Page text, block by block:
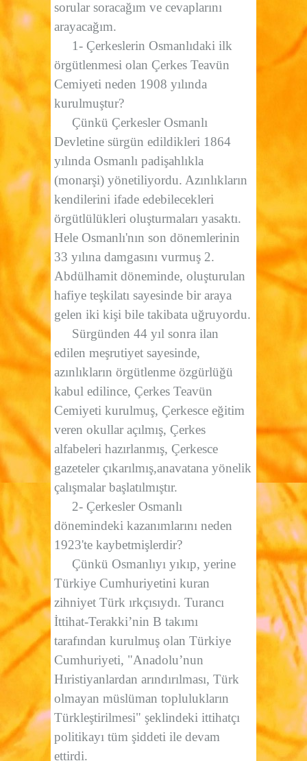
sorular soracağım ve cevaplarını
arayacağım.
1- Çerkeslerin Osmanlıdaki ilk
örgütlenmesi olan Çerkes Teavün
Cemiyeti neden 1908 yılında
kurulmuştur?
Çünkü Çerkesler Osmanlı
Devletine sürgün edildikleri 1864
yılında Osmanlı padişahlıkla
(monarşi) yönetiliyordu. Azınlıkların
kendilerini ifade edebilecekleri
örgütlülükleri oluşturmaları yasaktı.
Hele Osmanlı'nın son dönemlerinin
33 yılına damgasını vurmuş 2.
Abdülhamit döneminde, oluşturulan
hafiye teşkilatı sayesinde bir araya
gelen iki kişi bile takibata uğruyordu.
Sürgünden 44 yıl sonra ilan
edilen meşrutiyet sayesinde,
azınlıkların örgütlenme özgürlüğü
kabul edilince, Çerkes Teavün
Cemiyeti kurulmuş, Çerkesce eğitim
veren okullar açılmış, Çerkes
alfabeleri hazırlanmış, Çerkesce
gazeteler çıkarılmış,anavatana yönelik
çalışmalar başlatılmıştır.
2- Çerkesler Osmanlı
dönemindeki kazanımlarını neden
1923'te kaybetmişlerdir?
Çünkü Osmanlıyı yıkıp, yerine
Türkiye Cumhuriyetini kuran
zihniyet Türk ırkçısıydı. Turancı
İttihat-Terakki’nin B takımı
tarafından kurulmuş olan Türkiye
Cumhuriyeti, "Anadolu’nun
Hıristiyanlardan arındırılması, Türk
olmayan müslüman toplulukların
Türkleştirilmesi" şeklindeki ittihatçı
politikayı tüm şiddeti ile devam
ettirdi.